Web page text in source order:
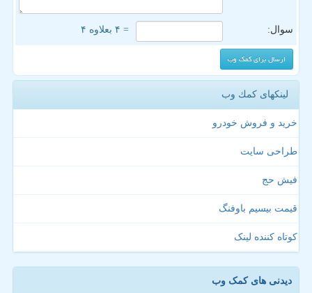
سوال: = ۴ بعلاوه ۴
لینکهای كمك وب
خرید و فروش خودرو
طراحی سایت
فیش حج
قیمت بیسیم باوفنگ
کوتاه کننده لینک
دیدنی های کمک وب